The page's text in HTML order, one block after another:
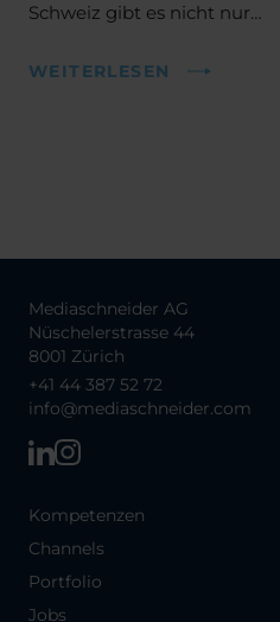
Schweiz gibt es nicht nur…
WEITERLESEN
Mediaschneider AG
Nüschelerstrasse 44
8001 Zürich
+41 44 387 52 72
info@mediaschneider.com
Kompetenzen
Channels
Portfolio
Jobs